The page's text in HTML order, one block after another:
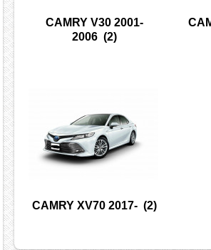
CAMRY V30 2001-
2006 (2)
CAMRY XV70 2017- (2)